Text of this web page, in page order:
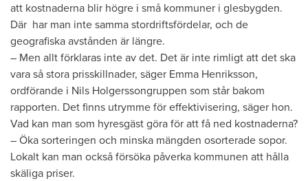
att kostnaderna blir högre i små kommuner i glesbygden.
Där har man inte samma stordriftsfördelar, och de
geografiska avstånden är längre.
– Men allt förklaras inte av det. Det är inte rimligt att det ska
vara så stora prisskillnader, säger Emma Henriksson,
ordförande i Nils Holgerssongruppen som står bakom
rapporten. Det finns utrymme för effektivisering, säger hon.
Vad kan man som hyresgäst göra för att få ned kostnaderna?
– Öka sorteringen och minska mängden osorterade sopor.
Lokalt kan man också försöka påverka kommunen att hålla
skäliga priser.